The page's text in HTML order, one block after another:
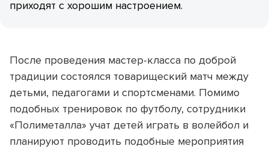
приходят с хорошим настроением.
После проведения мастер-класса по доброй
традиции состоялся товарищеский матч между
детьми, педагогами и спортсменами. Помимо
подобных тренировок по футболу, сотрудники
«Полиметалла» учат детей играть в волейбол и
планируют проводить подобные мероприятия